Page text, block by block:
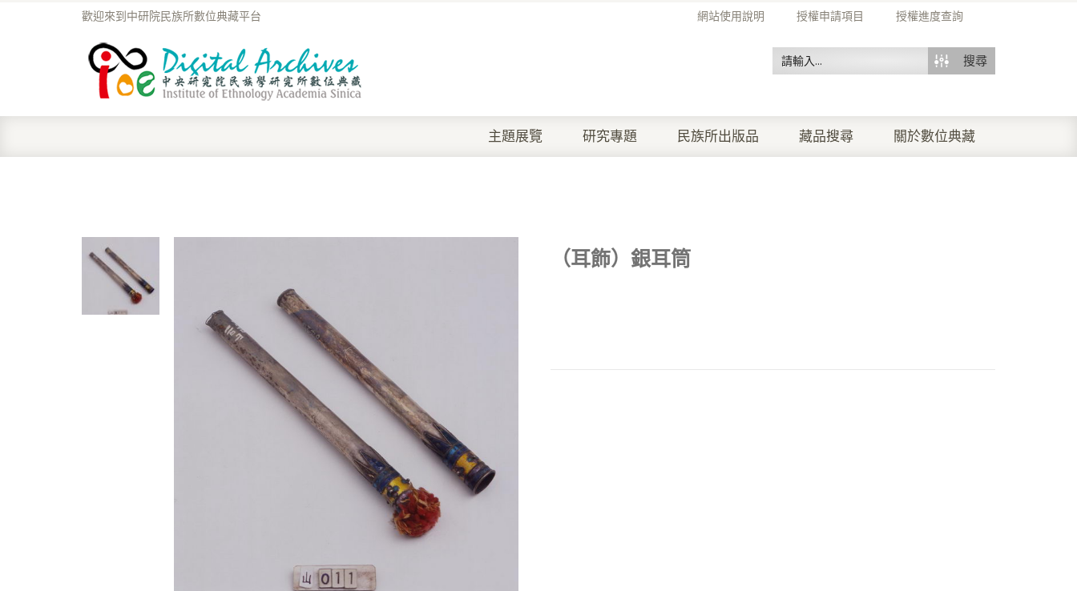
網站使用說明 授權申請項目 授權進度查詢
歡迎來到中研院民族所數位典藏平台
搜尋
主題展覽 研究專題 民族所出版品 藏品搜尋 關於數位典藏
（耳飾）銀耳筒